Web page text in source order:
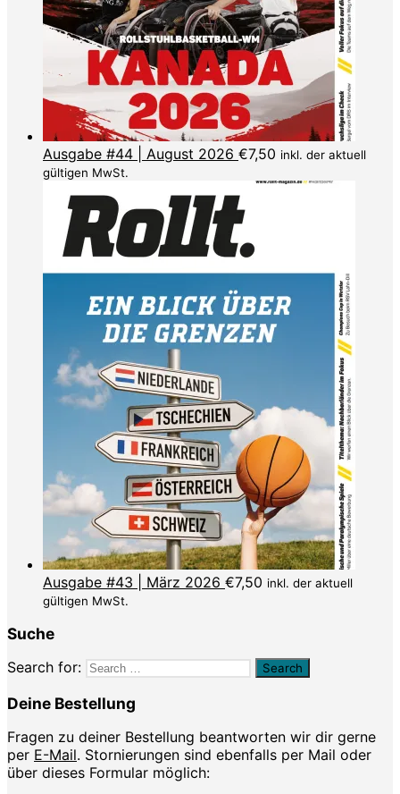
Ausgabe #44 | August 2026 €7,50 inkl. der aktuell
gültigen MwSt.
Ausgabe #43 | März 2026 €7,50 inkl. der aktuell
gültigen MwSt.
Suche
Search for:
Deine Bestellung
Fragen zu deiner Bestellung beantworten wir dir gerne
per E-Mail. Stornierungen sind ebenfalls per Mail oder
über dieses Formular möglich: